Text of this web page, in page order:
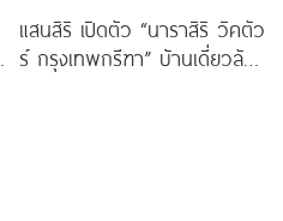
แสนสิริ เปิดตัว “นาราสิริ วิคตัว
ร์ กรุงเทพกรีฑา” บ้านเดี่ยวลัก